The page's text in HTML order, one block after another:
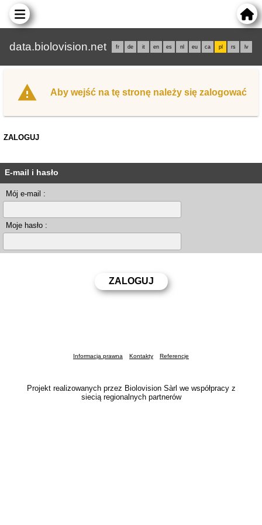
data.biolovision.net fr de it en es nl eu ca pl rs lv
Aby wejść na tę stronę należy się zalogować
ZALOGUJ
E-mail i hasło
Mój e-mail :
Moje hasło :
Informacja prawna Kontakty Referencje
Projekt realizowanych przez Biolovision Sàrl we współpracy z
siecią regionalnych partnerów